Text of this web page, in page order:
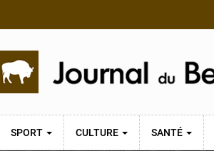
SPORT CULTURE SANTÉ